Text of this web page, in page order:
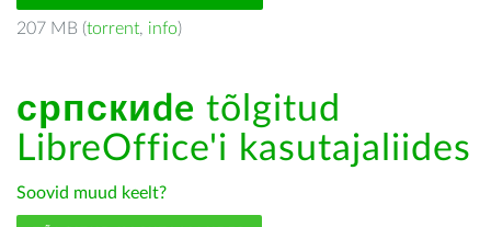
207 MB (torrent, info)
српскиde tõlgitud
LibreOffice'i kasutajaliides
Soovid muud keelt?